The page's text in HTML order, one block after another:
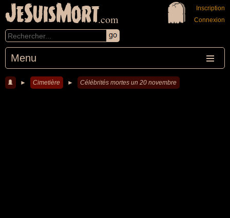
JeSuisMort.com
Menu
Inscription
Connexion
► Cimetière ► Célébrités mortes un 20 novembre